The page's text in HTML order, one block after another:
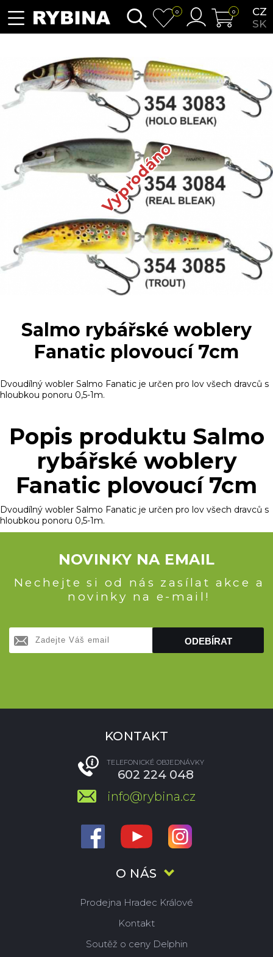
CZ
SK
0 0
Vyprodáno
Salmo rybářské woblery
Fanatic plovoucí 7cm
Dvoudílný wobler Salmo Fanatic je určen pro lov všech dravců s
hloubkou ponoru 0,5-1m.
Popis produktu Salmo
rybářské woblery
Fanatic plovoucí 7cm
Dvoudílný wobler Salmo Fanatic je určen pro lov všech dravců s
hloubkou ponoru 0,5-1m.
NOVINKY NA EMAIL
Nechejte si od nás zasílat akce a
novinky na e-mail!
ODEBÍRAT
O NÁS
Prodejna Hradec Králové
Kontakt
Soutěž o ceny Delphin
KONTAKT
TELEFONICKÉ OBJEDNÁVKY
602 224 048
info@rybina.cz